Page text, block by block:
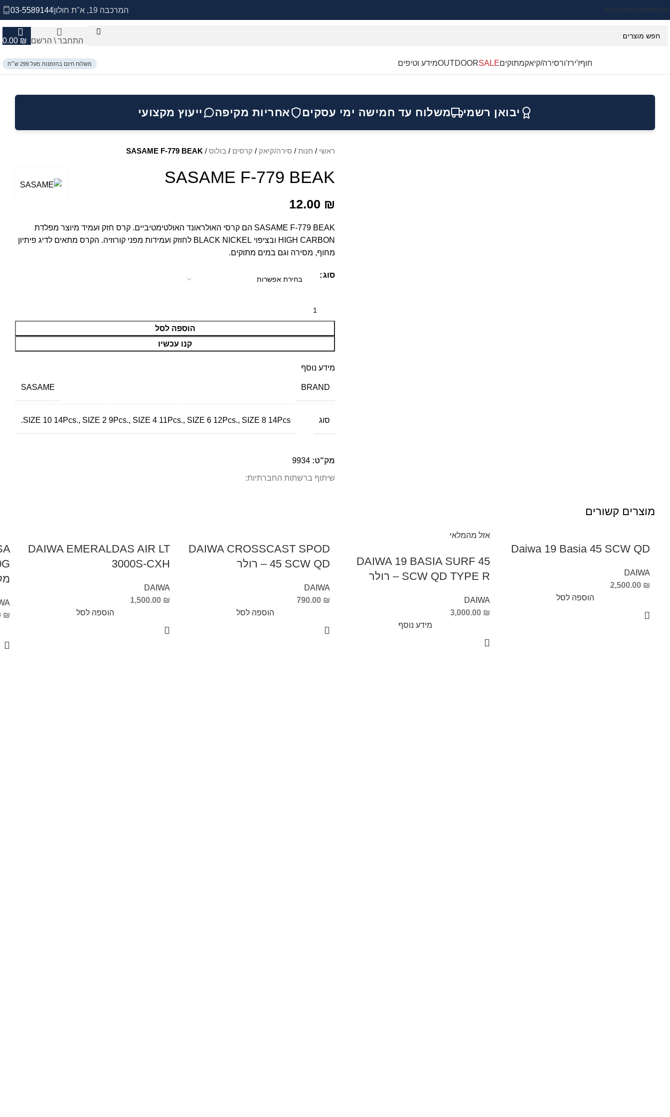
תקנוןהחזרות והחלפותאודות המרכבה 19, א"ת חולון 03-5589144
התחבר \ הרשם 0.00 ₪
חוףז'ירז'ורסירה/קיאקמתוקיםSALE
OUTDOORמידע וטיפים משלוח חינם בהזמנות מעל 299 ש״ח
יבואן רשמי משלוח עד חמישה ימי עסקים אחריות מקיפה ייעוץ מקצועי
ראשי / חנות / סירה/קיאק / קרסים / בולוס /
SASAME F-779 BEAK
SASAME F-779 BEAK
12.00 ₪
SASAME F-779 BEAK הם קרסי האולראונד האולטימטיביים. קרס חזק ועמיד מיוצר מפלדת
HIGH CARBON ובציפוי BLACK NICKEL לחוזק ועמידות מפני קורוזיה. הקרס מתאים לדיג פיתיון
מחוף, מסירה וגם במים מתוקים.
סוג
הוספה לסל
קנו עכשיו
מידע נוסף
BRAND
SASAME
סוג SIZE 10 14Pcs., SIZE 2 9Pcs., SIZE 4 11Pcs., SIZE 6 12Pcs., SIZE 8 14Pcs.
מק"ט: 9934
שיתוף ברשתות החברתיות:
מוצרים קשורים
Daiwa 19 Basia 45 SCW QD
DAIWA
2,500.00 ₪
הוספה לסל
אזל מהמלאי
DAIWA 19 BASIA SURF 45
SCW QD TYPE R – רולר
DAIWA
3,000.00 ₪
מידע נוסף
DAIWA CROSSCAST SPOD
45 SCW QD – רולר
DAIWA
790.00 ₪
הוספה לסל
DAIWA EMERALDAS AIR LT
3000S-CXH
DAIWA
1,500.00 ₪
הוספה לסל
₪